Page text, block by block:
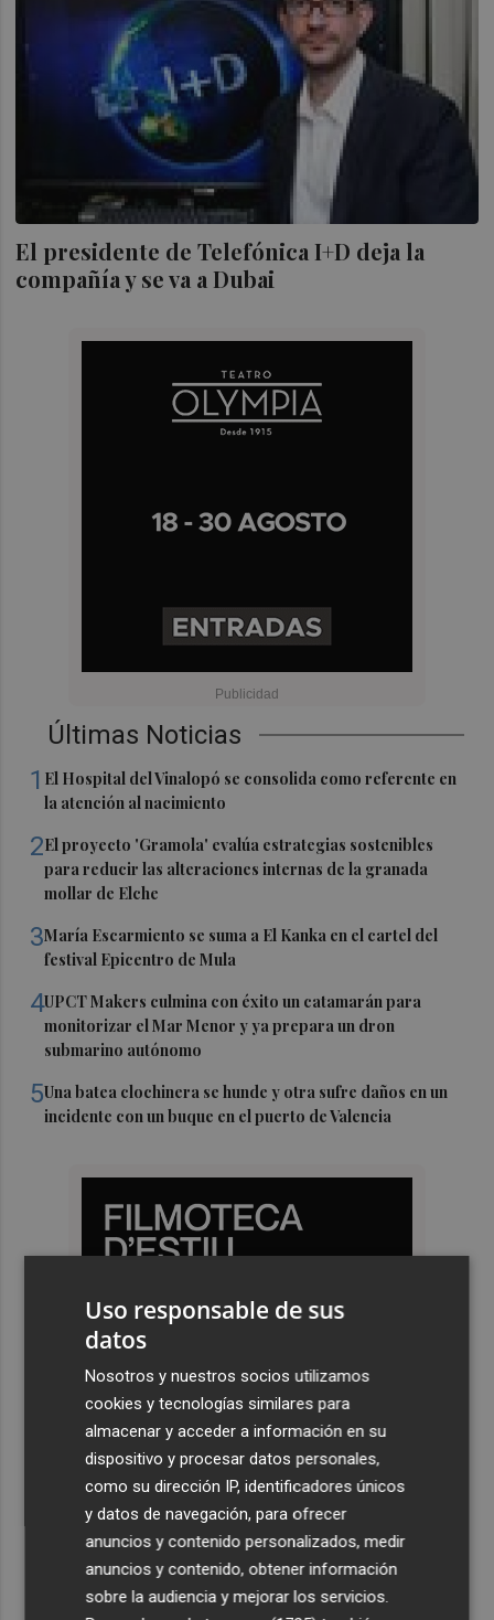
El presidente de Telefónica I+D deja la
compañía y se va a Dubai
Últimas Noticias
1 El Hospital del Vinalopó se consolida como referente en
la atención al nacimiento
2El proyecto 'Gramola' evalúa estrategias sostenibles
para reducir las alteraciones internas de la granada
mollar de Elche
3María Escarmiento se suma a El Kanka en el cartel del
festival Epicentro de Mula
4UPCT Makers culmina con éxito un catamarán para
monitorizar el Mar Menor y ya prepara un dron
submarino autónomo
5Una batea clochinera se hunde y otra sufre daños en un
incidente con un buque en el puerto de Valencia
Uso responsable de sus
datos
Nosotros y nuestros socios utilizamos
cookies y tecnologías similares para
almacenar y acceder a información en su
dispositivo y procesar datos personales,
como su dirección IP, identificadores únicos
y datos de navegación, para ofrecer
anuncios y contenido personalizados, medir
anuncios y contenido, obtener información
sobre la audiencia y mejorar los servicios.